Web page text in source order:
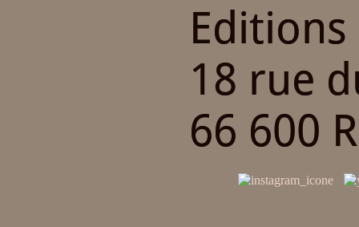
Editions
18 rue
66 600